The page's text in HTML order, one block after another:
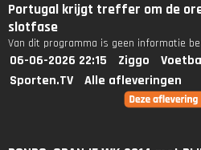
Portugal krijgt treffer om de
slotfase
Van dit programma is geen informatie
06-06-2026 22:15 Ziggo
Sporten.TV
Alle afleveringen